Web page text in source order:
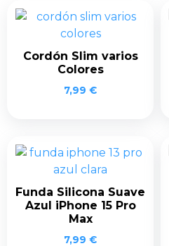
Cordón Slim varios
Colores
7,99 €
Funda Silicona Suave
Azul iPhone 15 Pro
Max
7,99 €